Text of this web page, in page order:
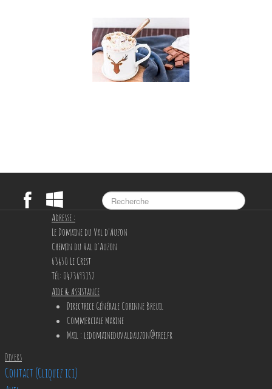
Adresse :
Le Domaine du Val d'Auzon
Chemin du Val d'Auzon
63450 Le Crest
Tél: 0473693152
Aide & Assistance
Directrice Générale Corinne Breuil
Commerciale Marine
Mail : ledomaineduvaldauzon@free.fr
Divers
Contact (Cliquez ici)